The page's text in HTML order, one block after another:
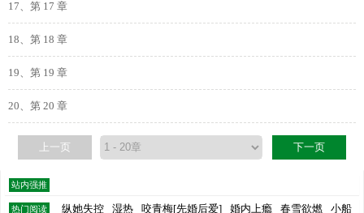
17、第 17 章
18、第 18 章
19、第 19 章
20、第 20 章
上一页 下一页
站内强推
热门阅读 纵她失控 湿热 咬青梅[先婚后爱] 婚内上瘾 春雪欲燃 小船